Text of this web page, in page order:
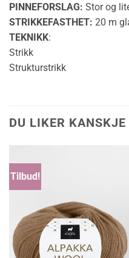
PINNEFORSLAG: Stor og
STRIKKEFASTHET: 20 m
TEKNIKK:
Strikk
Strukturstrikk
DU LIKER
Tilbud!